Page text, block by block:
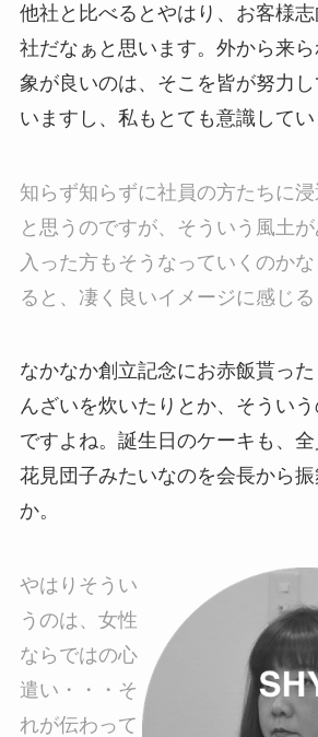
他社と比べるとやはり、お客様
社だなぁと思います。外から来
象が良いのは、そこを皆が努力
いますし、私もとても意識してい
知らず知らずに社員の方たちに
と思うのですが、そういう風土が
入った方もそうなっていくのか
ると、凄く良いイメージに感じる
なかなか創立記念にお赤飯貰っ
んざいを炊いたりとか、そうい
ですよね。誕生日のケーキも、
花見団子みたいなのを会長から振
か。
やはりそうい
うのは、女性
ならではの心
遣い・・・そ
れが伝わって